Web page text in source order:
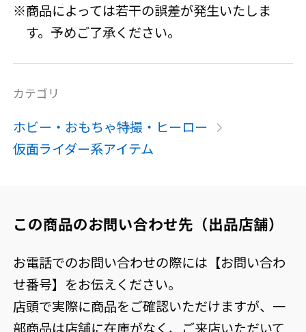
※商品によっては若干の誤差が発生いたしま
す。予めご了承ください。
カテゴリ
ホビー・おもちゃ特撮・ヒーロー
仮面ライダー系アイテム
この商品のお問い合わせ先（出品店舗）
お電話でのお問い合わせの際には【お問い合わ
せ番号】をお伝えください。
店頭で実際に商品をご確認いただけますが、一
部商品は店舗に在庫がなく、ご来店いただいて